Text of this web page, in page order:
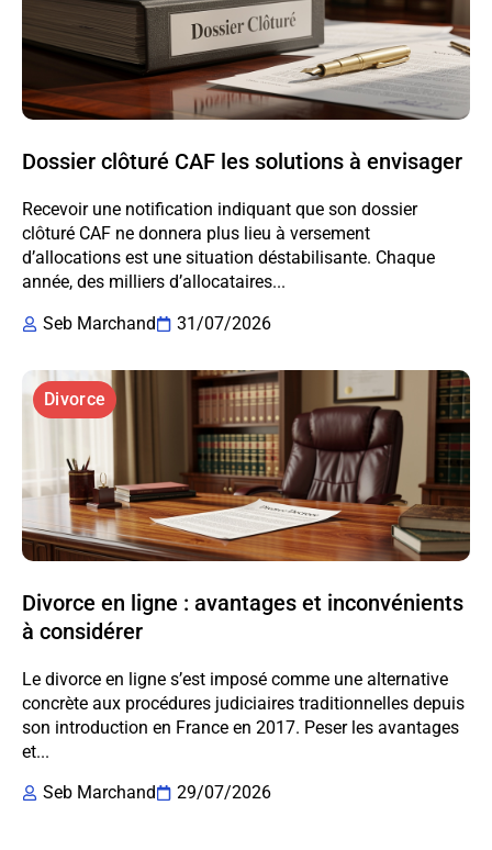
Dossier clôturé CAF les solutions à envisager
Recevoir une notification indiquant que son dossier
clôturé CAF ne donnera plus lieu à versement
d’allocations est une situation déstabilisante. Chaque
année, des milliers d’allocataires...
Seb Marchand
31/07/2026
Divorce
Divorce en ligne : avantages et inconvénients
à considérer
Le divorce en ligne s’est imposé comme une alternative
concrète aux procédures judiciaires traditionnelles depuis
son introduction en France en 2017. Peser les avantages
et...
Seb Marchand
29/07/2026